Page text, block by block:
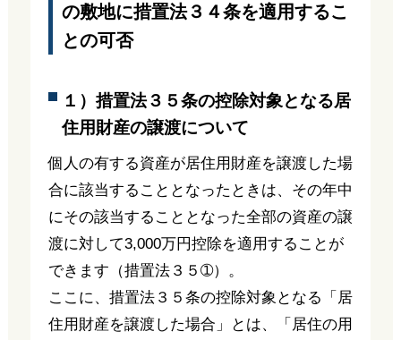
の敷地に措置法３４条を適用するこ
との可否
１）措置法３５条の控除対象となる居
住用財産の譲渡について
個人の有する資産が居住用財産を譲渡した場
合に該当することとなったときは、その年中
にその該当することとなった全部の資産の譲
渡に対して3,000万円控除を適用することが
できます（措置法３５➀）。
ここに、措置法３５条の控除対象となる「居
住用財産を譲渡した場合」とは、「居住の用